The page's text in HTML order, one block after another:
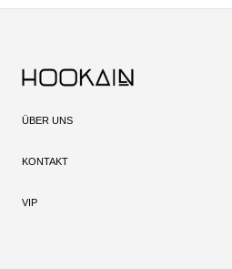
ÜBER UNS
KONTAKT
VIP